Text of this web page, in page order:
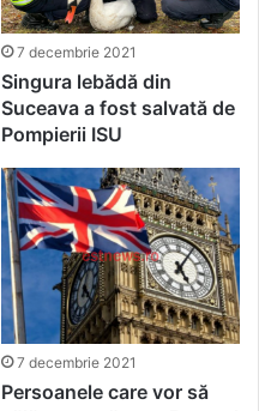
7 decembrie 2021
Singura lebădă din
Suceava a fost salvată de
Pompierii ISU
7 decembrie 2021
Persoanele care vor să